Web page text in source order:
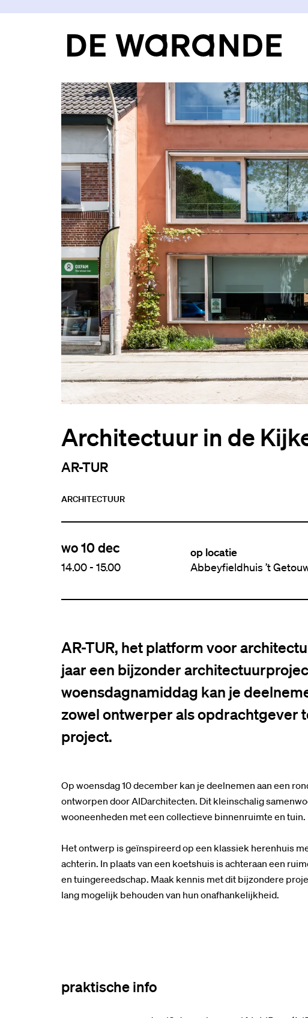
Architectuur in de
AR-TUR
ARCHITECTUUR
wo 10 dec
14.00 - 15.00
op locatie
Abbeyfieldhuis ’t
AR-TUR, het platform voor
jaar een bijzonder
woensdagnamiddag kan je
zowel ontwerper als opdrachtgever
project.
Op woensdag 10 december kan je deelnemen aan een
ontworpen door AIDarchitecten. Dit kleinschalig
wooneenheden met een collectieve binnenruimte en tuin.
Het ontwerp is geïnspireerd op een klassiek herenhuis
achterin. In plaats van een koetshuis is achteraan een
en tuingereedschap. Maak kennis met dit bijzondere
lang mogelijk behouden van hun onafhankelijkheid.
praktische info